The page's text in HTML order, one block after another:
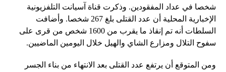
شخصا في عداد المفقودين. وذكرت قناة آسيانت التلفزيونية
الإخبارية المحلية أن عدد القتلى بلغ 267 شخصا. وأضافت
السلطات أنه تم إنقاذ ما يقرب من 1600 شخص من قرى على
سفوح التلال ومزارع الشاي والهيل خلال اليومين الماضيين.
ومن المتوقع أن يرتفع عدد القتلى بعد الانتهاء من بناء الجسر